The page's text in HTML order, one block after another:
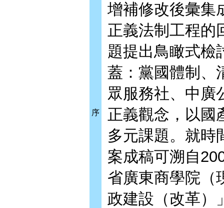
序
增補修改後彙集
正義法制工程的
題提出鳥瞰式檢
蓋：黨國體制、
眾服務社、中廣
正義觀念，以國
多元課題。就時
案成稿可溯自
省廣東商學院（
政建設（改革）